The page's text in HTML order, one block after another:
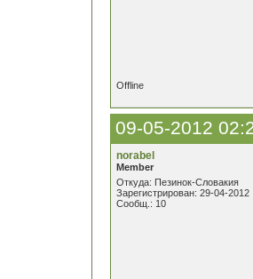
Offline
09-05-2012
norabel
Member
Откуда: Пезинок-Словакия
Зарегистрирован: 29-04-2012
Сообщ.: 10